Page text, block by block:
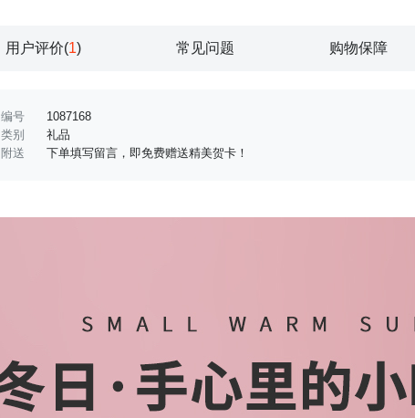
用户评价(1) 常见问题 购物保障
编号
1087168
类别
礼品
附送
下单填写留言，即免费赠送精美贺卡！